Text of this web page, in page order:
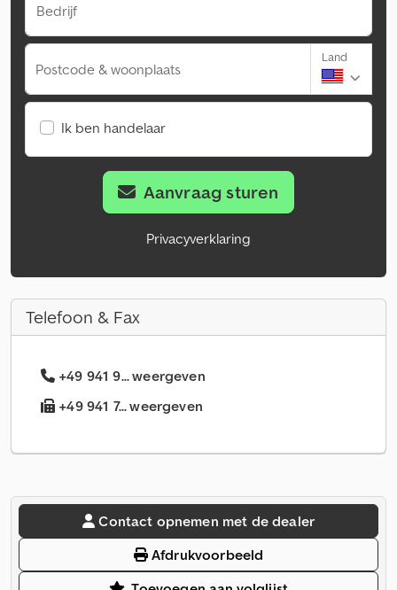
Bedrijf
Postcode & woonplaats
Land
Ik ben handelaar
Aanvraag sturen
Privacyverklaring
Telefoon & Fax
+49 941 9... weergeven
+49 941 7... weergeven
Contact opnemen met de dealer
Afdrukvoorbeeld